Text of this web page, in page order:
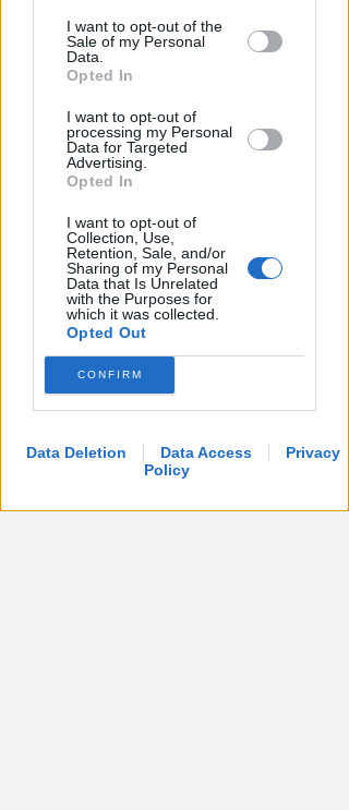
by us to third parties on the IAB’s List of
Downstream Participants that may
further disclose it to other third parties.
I want to opt-out of the
Sale of my Personal
Data.
Opted In
I want to opt-out of
processing my Personal
Data for Targeted
Advertising.
Opted In
I want to opt-out of
Collection, Use,
Retention, Sale, and/or
Sharing of my Personal
Data that Is Unrelated
with the Purposes for
which it was collected.
Opted Out
CONFIRM
Data Deletion Data Access
Privacy
Policy
Muore a 19 anni Tommaso
Ugolini, nipote della consigliera
regionale